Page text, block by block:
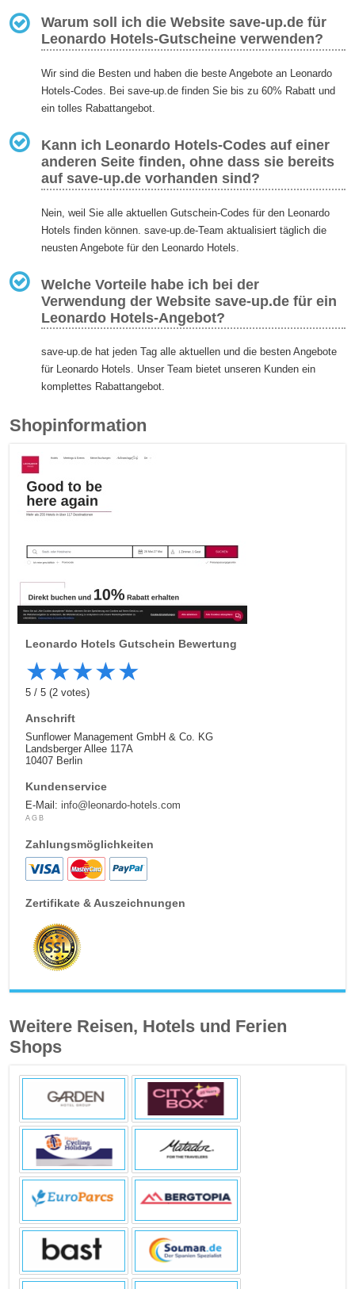
Warum soll ich die Website save-up.de für
Leonardo Hotels-Gutscheine verwenden?
Wir sind die Besten und haben die beste Angebote an Leonardo
Hotels-Codes. Bei save-up.de finden Sie bis zu 60% Rabatt und
ein tolles Rabattangebot.
Kann ich Leonardo Hotels-Codes auf einer
anderen Seite finden, ohne dass sie bereits
auf save-up.de vorhanden sind?
Nein, weil Sie alle aktuellen Gutschein-Codes für den Leonardo
Hotels finden können. save-up.de-Team aktualisiert täglich die
neusten Angebote für den Leonardo Hotels.
Welche Vorteile habe ich bei der
Verwendung der Website save-up.de für ein
Leonardo Hotels-Angebot?
save-up.de hat jeden Tag alle aktuellen und die besten Angebote
für Leonardo Hotels. Unser Team bietet unseren Kunden ein
komplettes Rabattangebot.
Shopinformation
Leonardo Hotels Gutschein Bewertung
★★★★★
5/5 (2 votes)
Anschrift
Sunflower Management GmbH & Co. KG
Landsberger Allee 117A
10407 Berlin
Kundenservice
E-Mail:info@leonardo-hotels.com
AGB
Zahlungsmöglichkeiten
Zertifikate & Auszeichnungen
Weitere Reisen, Hotels und Ferien
Shops